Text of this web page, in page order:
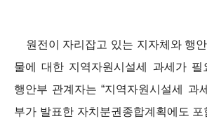
원전이 자리잡고 있는 지자체와 행안
물에 대한 지역자원시설세 과세가 필
행안부 관계자는 “지역자원시설세 과
부가 발표한 자치분권종합계획에도 포